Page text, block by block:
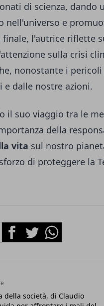
di scienza, dando
nell'universo e
finale, l'autrice riflette
sulla crisi
nonostante i
e dalle nostre azioni.
il suo viaggio tra le
della
vita sul nostro
di proteggere la
FacebookTwitterWhatsapp
della società, di Claudio